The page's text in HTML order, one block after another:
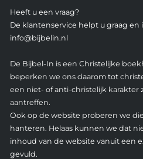
Heeft u een vraag?
De klantenservice helpt u graag en
info@bijbelin.nl
De Bijbel-In is een Christelijke
beperken we ons daarom tot
een niet- of anti-christelijk karakter
aantreffen.
Ook op de website proberen we
hanteren. Helaas kunnen we dat
inhoud van de website vanuit een
gevuld.